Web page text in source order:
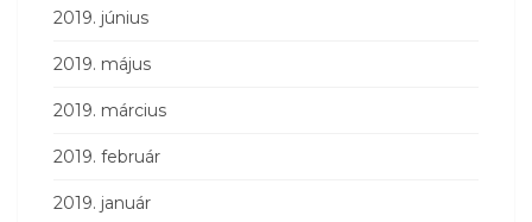
2019. június
2019. május
2019. március
2019. február
2019. január